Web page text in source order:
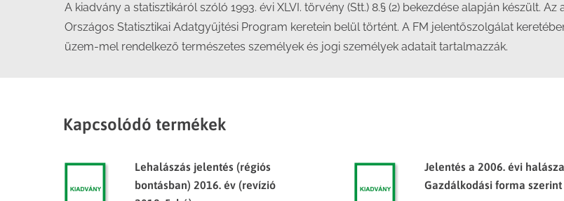
A kiadvány a statisztikáról szóló 1993. évi XLVI. törvény (Stt.) 8.§ (2) bekezdése alapján készült.
Országos Statisztikai Adatgyűjtési Program keretein belül történt. A FM jelentőszolgálat
üzem-mel rendelkező természetes személyek és jogi személyek adatait tartalmazzák.
Kapcsolódó termékek
Lehalászás jelentés (régiós
bontásban) 2016. év (revízió
Jelentés a 2006. évi
Gazdálkodási forma szerint